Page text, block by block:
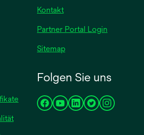
wird
Kontakt
Partner Portal Login
Sitemap
Folgen Sie uns
wirdwirdwirdwirdwird